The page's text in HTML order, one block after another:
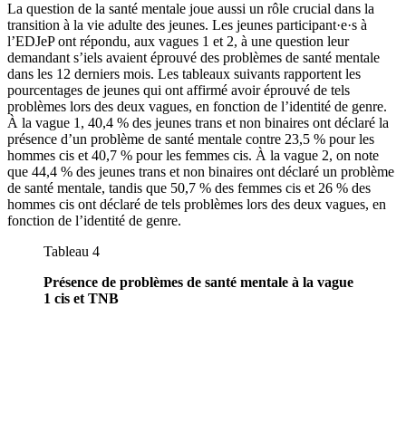
La question de la santé mentale joue aussi un rôle crucial dans la
transition à la vie adulte des jeunes. Les jeunes participant·e·s à
l’EDJeP ont répondu, aux vagues 1 et 2, à une question leur
demandant s’iels avaient éprouvé des problèmes de santé mentale
dans les 12 derniers mois. Les tableaux suivants rapportent les
pourcentages de jeunes qui ont affirmé avoir éprouvé de tels
problèmes lors des deux vagues, en fonction de l’identité de genre.
À la vague 1, 40,4 % des jeunes trans et non binaires ont déclaré la
présence d’un problème de santé mentale contre 23,5 % pour les
hommes cis et 40,7 % pour les femmes cis. À la vague 2, on note
que 44,4 % des jeunes trans et non binaires ont déclaré un problème
de santé mentale, tandis que 50,7 % des femmes cis et 26 % des
hommes cis ont déclaré de tels problèmes lors des deux vagues, en
fonction de l’identité de genre.
Tableau 4
Présence de problèmes de santé mentale à la vague
1 cis et TNB